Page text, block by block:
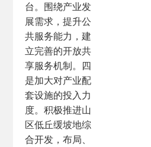
台。围绕产业发
展需求，提升公
共服务能力，建
立完善的开放共
享服务机制。四
是加大对产业配
套设施的投入力
度。积极推进山
区低丘缓坡地综
合开发，布局、